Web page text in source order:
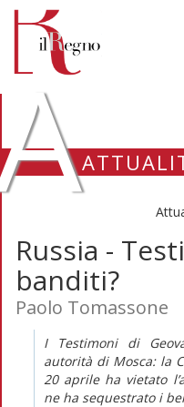
Russia -
banditi?
Paolo Tomassone
I Testimoni di
autorità di Mosca: la
20 aprile ha vietato
ne ha sequestrato i